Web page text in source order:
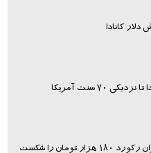
کانادا
۷۰ سنت آمریکا
تومان را شکست